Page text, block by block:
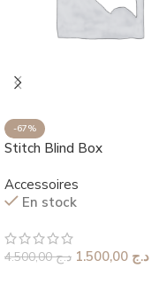
-67%
Stitch Blind Box
Accessoires
En stock
د.ج4.500,00 د.ج